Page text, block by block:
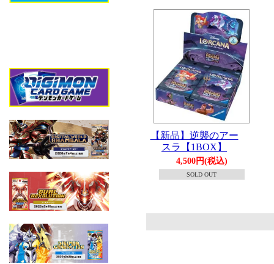
【新品】逆襲のアー
スラ【1BOX】
4,500円(税込)
SOLD OUT